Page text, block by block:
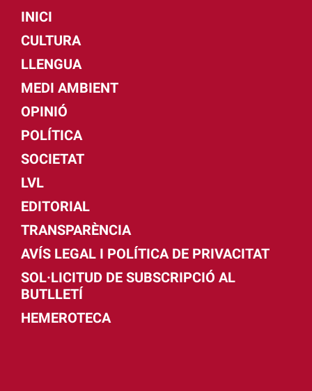
INICI
CULTURA
LLENGUA
MEDI AMBIENT
OPINIÓ
POLÍTICA
SOCIETAT
LVL
EDITORIAL
TRANSPARÈNCIA
AVÍS LEGAL I POLÍTICA DE PRIVACITAT
SOL·LICITUD DE SUBSCRIPCIÓ AL
BUTLLETÍ
HEMEROTECA